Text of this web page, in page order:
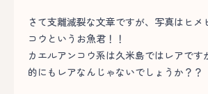
さて支離滅裂な文章ですが、写真はヒメ
コウというお魚君！！
カエルアンコウ系は久米島ではレアです
的にもレアなんじゃないでしょうか？？